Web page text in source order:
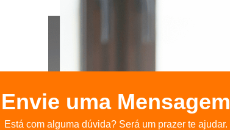
Envie uma Mensagem
Está com alguma dúvida? Será um prazer te ajudar.